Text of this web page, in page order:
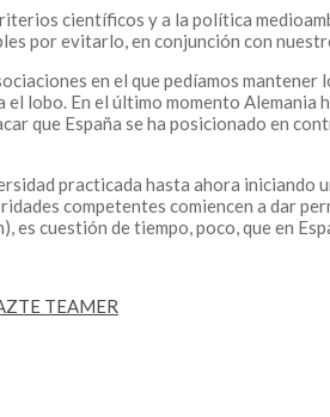
científicos y a la política
por evitarlo, en conjunción con
en el que pedíamos
lobo. En el último momento
que España se ha posicionado en
practicada hasta ahora
competentes comiencen a dar
cuestión de tiempo, poco, que en
TEAMER